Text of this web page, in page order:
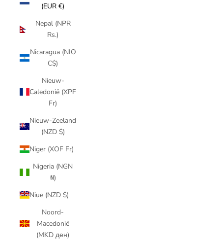
(EUR €)
Nepal (NPR
Rs.)
Nicaragua (NIO
C$)
Nieuw-
Caledonië (XPF
Fr)
Nieuw-Zeeland
(NZD $)
Niger (XOF Fr)
Nigeria (NGN
₦)
Niue (NZD $)
Noord-
Macedonië
(MKD ден)